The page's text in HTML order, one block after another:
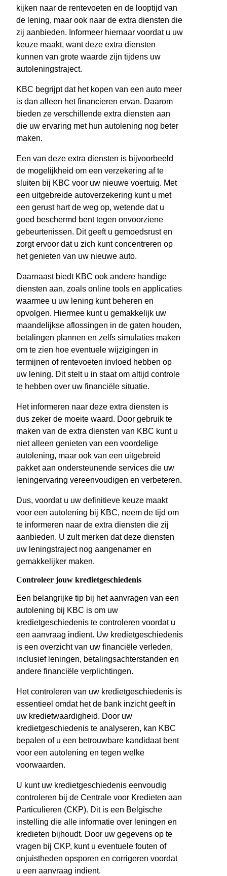
kijken naar de rentevoeten en de looptijd van
de lening, maar ook naar de extra diensten die
zij aanbieden. Informeer hiernaar voordat u uw
keuze maakt, want deze extra diensten
kunnen van grote waarde zijn tijdens uw
autoleningstraject.
KBC begrijpt dat het kopen van een auto meer
is dan alleen het financieren ervan. Daarom
bieden ze verschillende extra diensten aan
die uw ervaring met hun autolening nog beter
maken.
Een van deze extra diensten is bijvoorbeeld
de mogelijkheid om een verzekering af te
sluiten bij KBC voor uw nieuwe voertuig. Met
een uitgebreide autoverzekering kunt u met
een gerust hart de weg op, wetende dat u
goed beschermd bent tegen onvoorziene
gebeurtenissen. Dit geeft u gemoedsrust en
zorgt ervoor dat u zich kunt concentreren op
het genieten van uw nieuwe auto.
Daarnaast biedt KBC ook andere handige
diensten aan, zoals online tools en applicaties
waarmee u uw lening kunt beheren en
opvolgen. Hiermee kunt u gemakkelijk uw
maandelijkse aflossingen in de gaten houden,
betalingen plannen en zelfs simulaties maken
om te zien hoe eventuele wijzigingen in
termijnen of rentevoeten invloed hebben op
uw lening. Dit stelt u in staat om altijd controle
te hebben over uw financiële situatie.
Het informeren naar deze extra diensten is
dus zeker de moeite waard. Door gebruik te
maken van de extra diensten van KBC kunt u
niet alleen genieten van een voordelige
autolening, maar ook van een uitgebreid
pakket aan ondersteunende services die uw
leningervaring vereenvoudigen en verbeteren.
Dus, voordat u uw definitieve keuze maakt
voor een autolening bij KBC, neem de tijd om
te informeren naar de extra diensten die zij
aanbieden. U zult merken dat deze diensten
uw leningstraject nog aangenamer en
gemakkelijker maken.
Controleer jouw kredietgeschiedenis
Een belangrijke tip bij het aanvragen van een
autolening bij KBC is om uw
kredietgeschiedenis te controleren voordat u
een aanvraag indient. Uw kredietgeschiedenis
is een overzicht van uw financiële verleden,
inclusief leningen, betalingsachterstanden en
andere financiële verplichtingen.
Het controleren van uw kredietgeschiedenis is
essentieel omdat het de bank inzicht geeft in
uw kredietwaardigheid. Door uw
kredietgeschiedenis te analyseren, kan KBC
bepalen of u een betrouwbare kandidaat bent
voor een autolening en tegen welke
voorwaarden.
U kunt uw kredietgeschiedenis eenvoudig
controleren bij de Centrale voor Kredieten aan
Particulieren (CKP). Dit is een Belgische
instelling die alle informatie over leningen en
kredieten bijhoudt. Door uw gegevens op te
vragen bij CKP, kunt u eventuele fouten of
onjuistheden opsporen en corrigeren voordat
u een aanvraag indient.